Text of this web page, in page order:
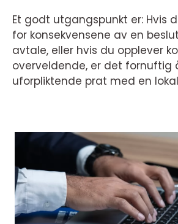
Et godt utgangspunkt er: Hvis
for konsekvensene av en
avtale, eller hvis du opplever
overveldende, er det fornuftig
uforpliktende prat med en